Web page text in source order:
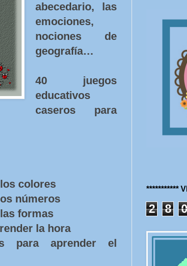
abecedario, las
emociones,
nociones de
geografía…
40 juegos
educativos
caseros para
colores
números
formas
la hora
para aprender el
***********
2 8 0